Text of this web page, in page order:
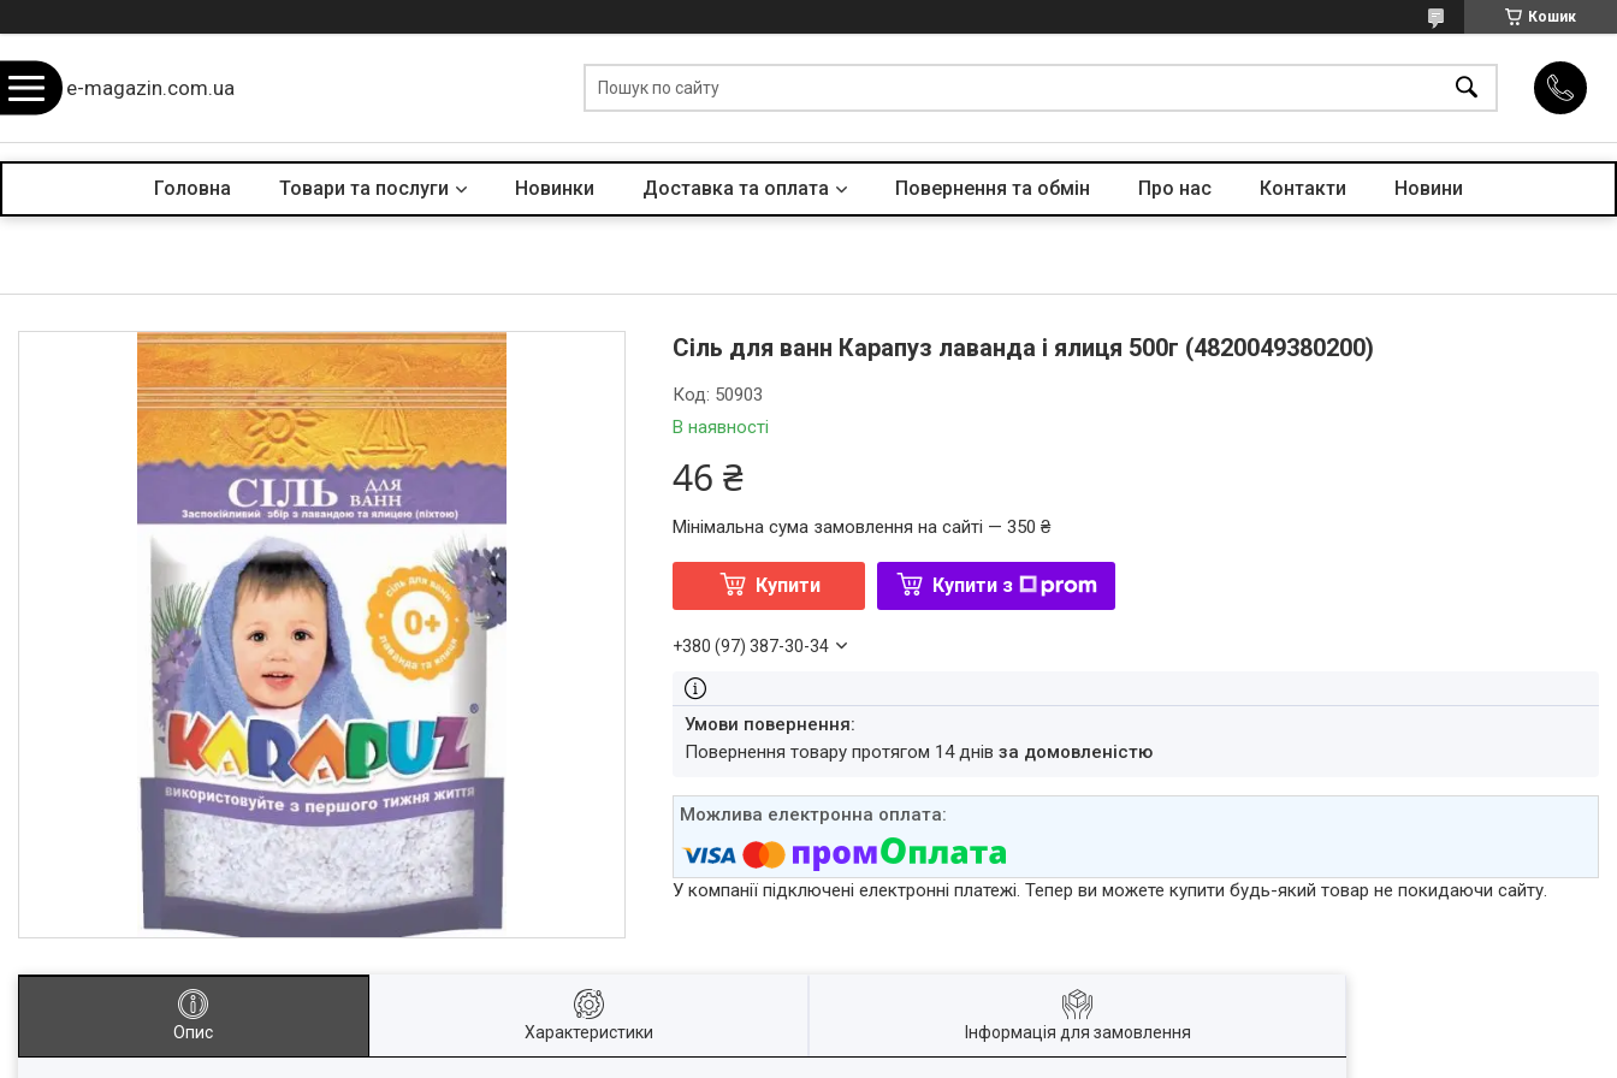
Кошик
e-magazin.com.ua
Головна Товари та послуги Новинки Доставка та оплата Повернення та обмін Про нас Контакти Новини
Сіль для ванн Карапуз лаванда і ялиця 500г (4820049380200)
В наявності
Код: 50903
46 ₴
Мінімальна сума замовлення на сайті — 350 ₴
Купити Купити з
+380 (97) 387-30-34
повернення товару протягом 14 днівза домовленістю
У компанії підключені електронні платежі. Тепер ви можете купити будь-який товар не покидаючи сайту.
Опис Характеристики Інформація для замовлення